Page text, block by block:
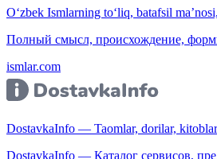
O‘zbek Ismlarning to‘liq, batafsil
Полный смысл, происхождение,
ismlar.com
DostavkaInfo — Taomlar, dorilar, kitoblar
DostavkaInfo — Каталог сервисов,